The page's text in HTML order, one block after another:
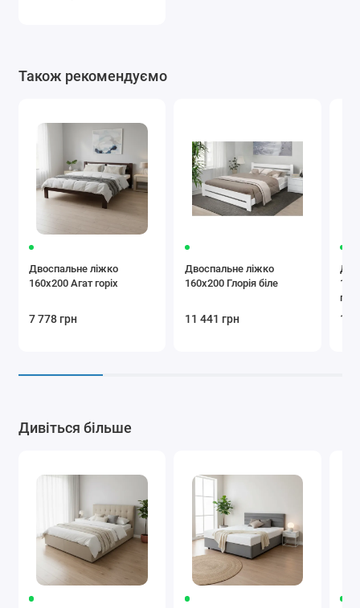
Також рекомендуємо
Двоспальне ліжко
160x200 Агат горіх
7 778 грн
Двоспальне ліжко
160x200 Глорія біле
11 441 грн 13
Дивіться більше